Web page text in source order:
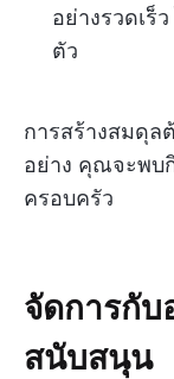
อย่างรวดเร็
ตัว
การสร้างสมดุล
อย่าง คุณจะพบ
ครอบครัว
จัดการกั
สนับสนุน